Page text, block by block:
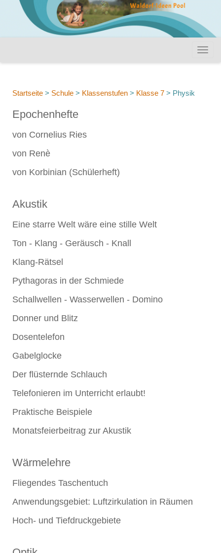
Startseite > Schule > Klassenstufen > Klasse 7 > Physik
Epochenhefte
von Cornelius Ries
von Renè
von Korbinian (Schülerheft)
Akustik
Eine starre Welt wäre eine stille Welt
Ton - Klang - Geräusch - Knall
Klang-Rätsel
Pythagoras in der Schmiede
Schallwellen - Wasserwellen - Domino
Donner und Blitz
Dosentelefon
Gabelglocke
Der flüsternde Schlauch
Telefonieren im Unterricht erlaubt!
Praktische Beispiele
Monatsfeierbeitrag zur Akustik
Wärmelehre
Fliegendes Taschentuch
Anwendungsgebiet: Luftzirkulation in Räumen
Hoch- und Tiefdruckgebiete